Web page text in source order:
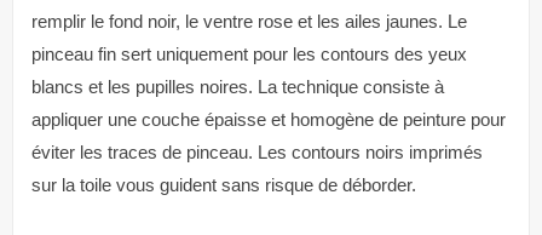
remplir le fond noir, le ventre rose et les ailes jaunes. Le
pinceau fin sert uniquement pour les contours des yeux
blancs et les pupilles noires. La technique consiste à
appliquer une couche épaisse et homogène de peinture pour
éviter les traces de pinceau. Les contours noirs imprimés
sur la toile vous guident sans risque de déborder.